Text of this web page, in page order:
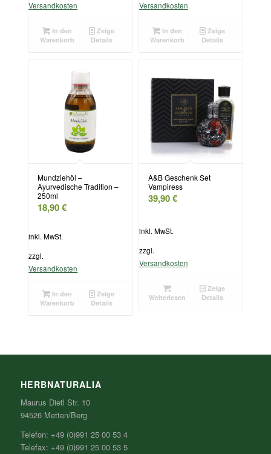
Versandkosten
In den
Warenkorb
Zeige
Details
Versandkosten
In den
Warenkorb
Zeige
Details
Mundziehöl –
Ayurvedische Tradition –
250ml
18,90€
inkl. MwSt.
zzgl.
Versandkosten
In den
Warenkorb
Zeige
Details
A&B Geschenk Set
Vampiress
39,90€
inkl. MwSt.
zzgl.
Versandkosten
Weiterlesen
Zeige
Details
HERBNATURALIA
Maurus Dietl Str. 10
94526 Metten/Berg
Telefon: +49 (0)991 25 00 53 4
Telefax: +49 (0)991 25 00 53 5